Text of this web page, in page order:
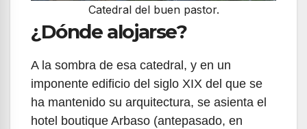
Catedral del buen pastor.
¿Dónde alojarse?
A la sombra de esa catedral, y en un
imponente edificio del siglo XIX del que se
ha mantenido su arquitectura, se asienta el
hotel boutique Arbaso (antepasado, en